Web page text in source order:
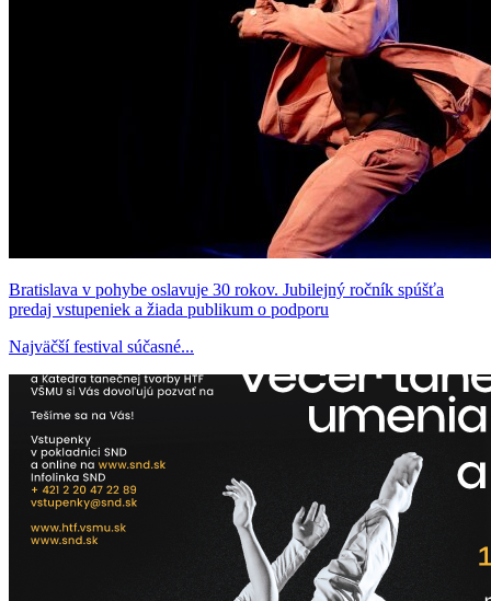
Bratislava v pohybe oslavuje 30 rokov. Jubilejný ročník spúšťa
predaj vstupeniek a žiada publikum o podporu
Najväčší festival súčasné...